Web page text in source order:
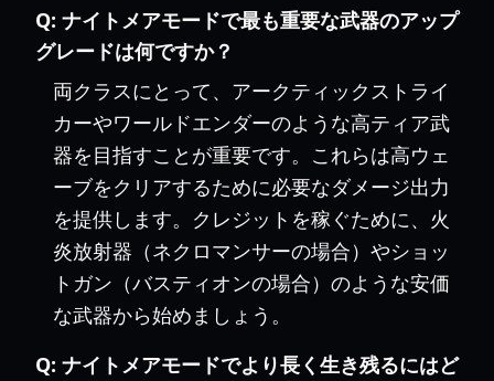
Q: ナイトメアモードで最も重要な武器のアップ
グレードは何ですか？
両クラスにとって、アークティックストライ
カーやワールドエンダーのような高ティア武
器を目指すことが重要です。これらは高ウェ
ーブをクリアするために必要なダメージ出力
を提供します。クレジットを稼ぐために、火
炎放射器（ネクロマンサーの場合）やショッ
トガン（バスティオンの場合）のような安価
な武器から始めましょう。
Q: ナイトメアモードでより長く生き残るにはど